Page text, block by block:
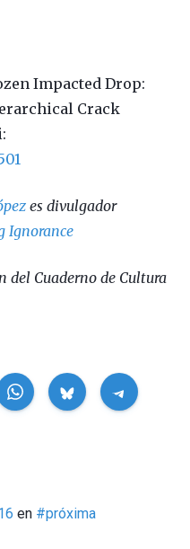
Impacted Drop:
Crack
es divulgador
Ignorance
del Cuaderno de Cultura
en #próxima